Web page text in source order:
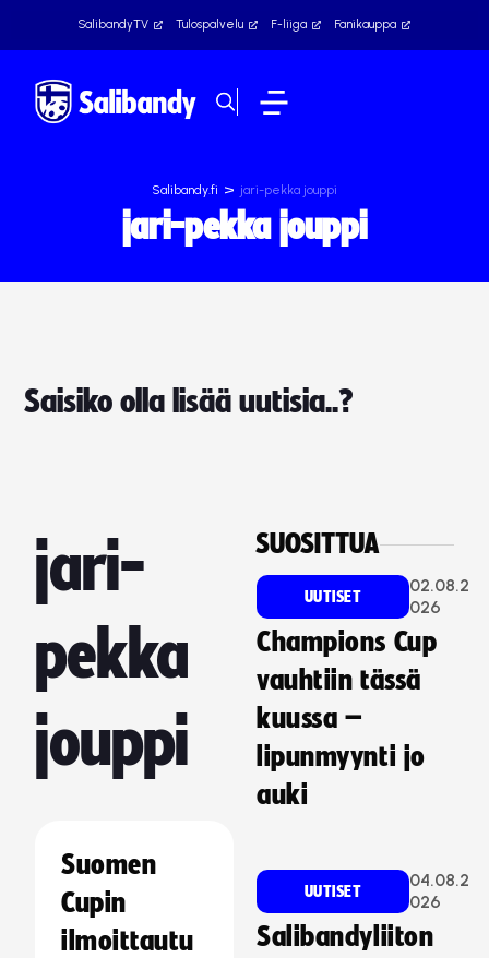
SalibandyTV Tulospalvelu F-liiga Fanikauppa
Salibandy.fi > jari-pekka jouppi
jari-pekka jouppi
Saisiko olla lisää uutisia..?
jari-
pekka
jouppi
Suomen
Cupin
ilmoittautu
SUOSITTUA
UUTISET
02.08.2
026
Champions Cup
vauhtiin tässä
kuussa –
lipunmyynti jo
auki
UUTISET
04.08.2
026
Salibandyliiton